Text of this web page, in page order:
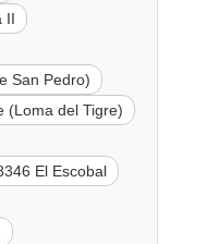
II
San Pedro)
(Loma del Tigre)
El Escobal